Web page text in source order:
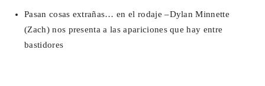
Pasan cosas extrañas… en el rodaje –Dylan Minnette
(Zach) nos presenta a las apariciones que hay entre
bastidores